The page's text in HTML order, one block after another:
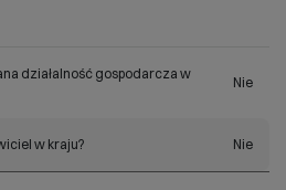
działalność gospodarcza w
Nie
w kraju? Nie